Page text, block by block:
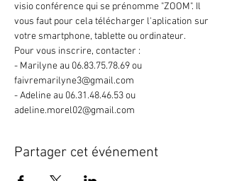
visio conférence qui se prénomme "ZOOM". Il
vous faut pour cela télécharger l'aplication sur
votre smartphone, tablette ou ordinateur.
Pour vous inscrire, contacter :
- Marilyne au 06.83.75.78.69 ou
faivremarilyne3@gmail.com
- Adeline au 06.31.48.46.53 ou
adeline.morel02@gmail.com
Partager cet événement